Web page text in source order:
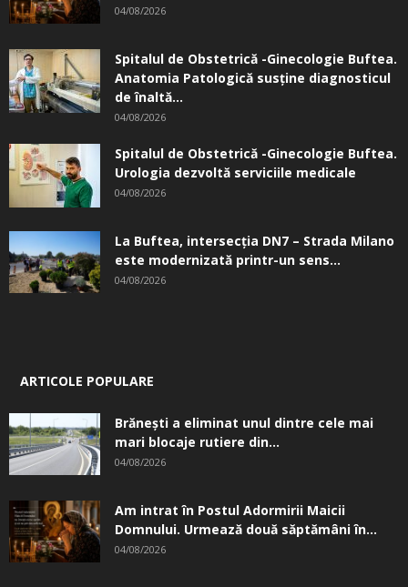
04/08/2026
Spitalul de Obstetrică -Ginecologie Buftea.
Anatomia Patologică susţine diagnosticul
de înaltă...
04/08/2026
Spitalul de Obstetrică -Ginecologie Buftea.
Urologia dezvoltă serviciile medicale
04/08/2026
La Buftea, intersecţia DN7 – Strada Milano
este modernizată printr-un sens...
04/08/2026
ARTICOLE POPULARE
Brănești a eliminat unul dintre cele mai
mari blocaje rutiere din...
04/08/2026
Am intrat în Postul Adormirii Maicii
Domnului. Urmează două săptămâni în...
04/08/2026